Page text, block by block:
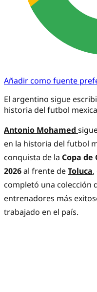
Añadir como fuente
El argentino sigue
historia del futbol
Antonio Mohamed
en la historia del futbol
conquista de la Copa de
2026al frente deToluca
completó una colección
entrenadores más
trabajado en el país.